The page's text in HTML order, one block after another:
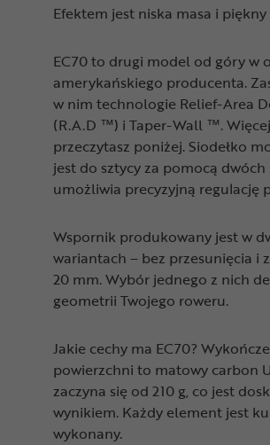
Efektem jest niska masa i
EC70 to drugi model od góry w
amerykańskiego producenta.
w nim technologie Relief-Area
(R.A.D ™) i Taper-Wall ™.
przeczytasz poniżej. Siodełko
jest do sztycy za pomocą dwóch
umożliwia precyzyjną regulację
Wspornik produkowany jest w
wariantach – bez przesunięcia i
20 mm. Wybór jednego z nich
geometrii Twojego roweru.
Jakie cechy ma EC70?
powierzchni to matowy carbon
zaczyna się od 210 g, co jest
wynikiem. Każdy element jest
wykonany.